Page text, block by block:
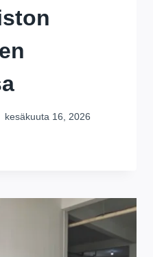
kesäkuuta 16, 2026